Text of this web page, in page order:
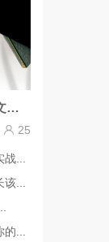
贵阳高三艺术生全科冲刺指南：文化课如何短期突破
25
...
...
...